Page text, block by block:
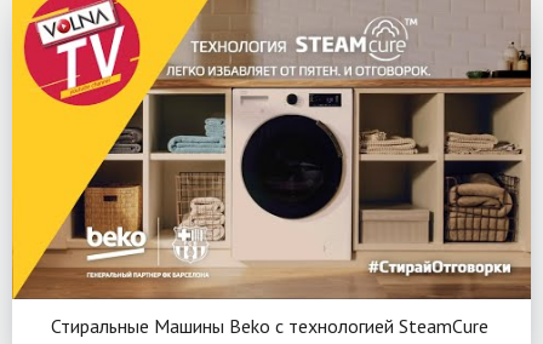
Стиральные Машины Beko c технологией SteamCure